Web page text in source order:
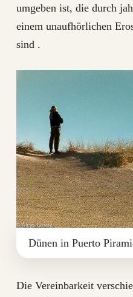
umgeben ist, die durch
einem unaufhörlichen
sind .
Dünen in Puerto
Die Vereinbarkeit